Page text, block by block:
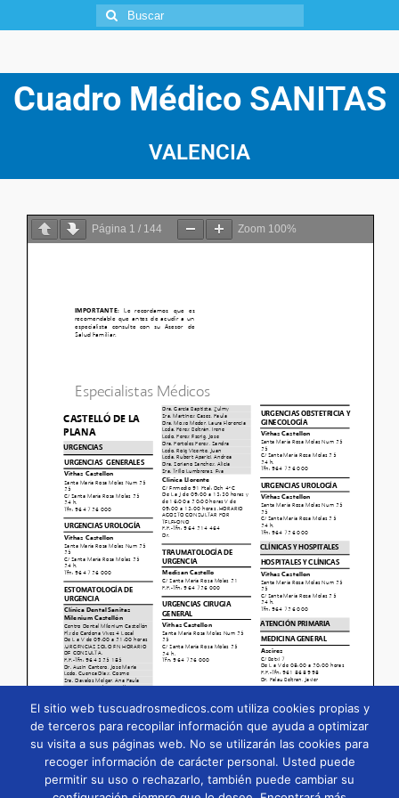
Cuadro Médico SANITAS
VALENCIA
Página 1 / 144 Zoom 100%
Página1/144 Zoom100%
El sitio web tuscuadrosmedicos.com utiliza cookies propias y
de terceros para recopilar información que ayuda a optimizar
su visita a sus páginas web. No se utilizarán las cookies para
recoger información de carácter personal. Usted puede
permitir su uso o rechazarlo, también puede cambiar su